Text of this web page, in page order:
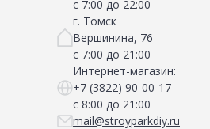
с 7:00 до 22:00
г. Томск
Вершинина, 76
с 7:00 до 21:00
Интернет-магазин:
+7 (3822) 90-00-17
с 8:00 до 21:00
mail@stroyparkdiy.ru